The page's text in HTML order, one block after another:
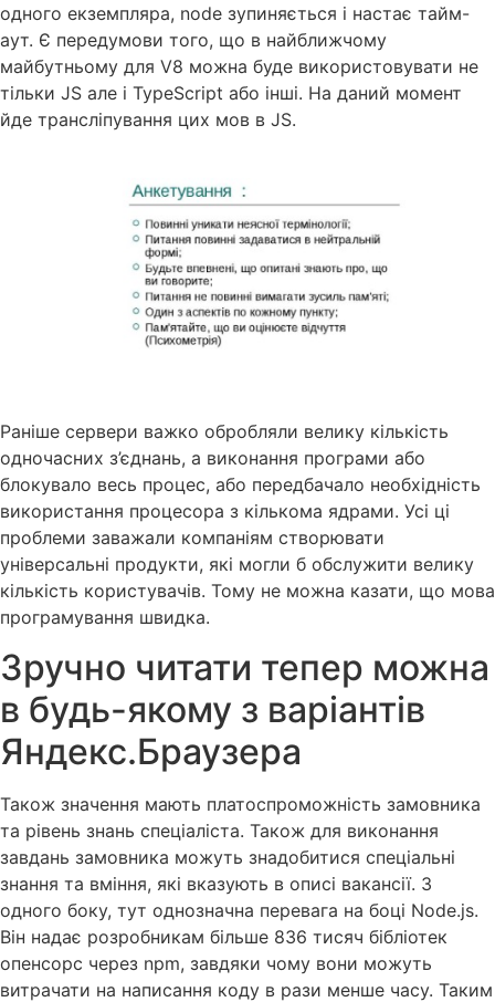
одного екземпляра, node зупиняється і настає тайм-
аут. Є передумови того, що в найближчому
майбутньому для V8 можна буде використовувати не
тільки JS але і TypeScript або інші. На даний момент
йде трансліпування цих мов в JS.
Раніше сервери важко обробляли велику кількість
одночасних з’єднань, а виконання програми або
блокувало весь процес, або передбачало необхідність
використання процесора з кількома ядрами. Усі ці
проблеми заважали компаніям створювати
універсальні продукти, які могли б обслужити велику
кількість користувачів. Тому не можна казати, що мова
програмування швидка.
Зручно читати тепер можна
в будь-якому з варіантів
Яндекс.Браузера
Також значення мають платоспроможність замовника
та рівень знань спеціаліста. Також для виконання
завдань замовника можуть знадобитися спеціальні
знання та вміння, які вказують в описі вакансії. З
одного боку, тут однозначна перевага на боці Node.js.
Він надає розробникам більше 836 тисяч бібліотек
опенсорс через npm, завдяки чому вони можуть
витрачати на написання коду в рази менше часу. Таким